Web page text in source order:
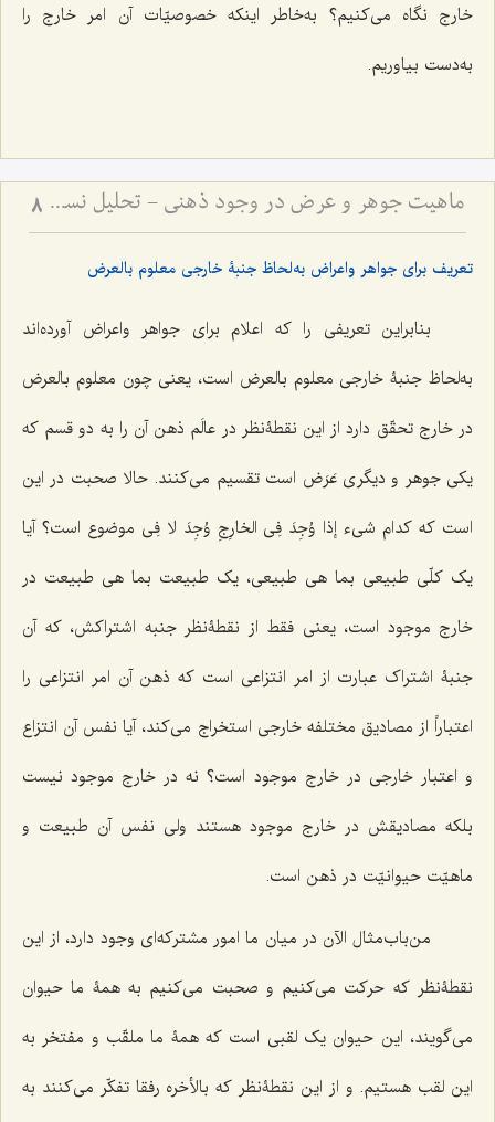
خارج نگاه مى‌کنیم؟ به‌خاطر اینکه خصوصیّات آن امر خارج را
به‌دست بیاوریم.
ماهیت جوهر و عرض در وجود ذهنی - تحلیل نسبت میان کلیات جواهر و صور عقلیه 8
تعریف برای جواهر واعراض به‌لحاظ جنبۀ خارجی معلوم بالعرض
بنابراین تعریفى را که اعلام براى جواهر واعراض آورده‌اند
به‌لحاظ جنبۀ خارجی معلوم بالعرض است، یعنی چون معلوم بالعرض
در خارج تحقّق دارد از این نقطۀنظر در عالَم ذهن آن را به دو قسم که
یکی جوهر و دیگری عَرَض است تقسیم مى‌کنند. حالا صحبت در این
است که کدام شىء إذا وُجِدَ فِى الخارِجِ وُجِدَ لا فِى موضوع است؟ آیا
یک کلّى طبیعى بما هی طبیعى، یک طبیعت بما هی طبیعت در
خارج موجود است، یعنى فقط از نقطۀنظر جنبه اشتراکش، که آن
جنبۀ اشتراک عبارت از امر انتزاعى است که ذهن آن امر انتزاعى را
اعتباراً از مصادیق مختلفه خارجى استخراج مى‌کند، آیا نفس آن انتزاع
و اعتبار خارجى در خارج موجود است؟ نه در خارج موجود نیست
بلکه مصادیقش در خارج موجود هستند ولى نفس آن طبیعت و
ماهیّت حیوانیّت در ذهن است.
من‌باب‌مثال الآن در میان ما امور مشترکه‌اى وجود دارد، از این
نقطۀنظر که حرکت مى‌کنیم و صحبت مى‌کنیم به همۀ ما حیوان
مى‌گویند، این حیوان یک لقبى است که همۀ ما ملقّب و مفتخر به
این لقب هستیم. و از این نقطۀنظر که بالأخره رفقا تفکّر مى‌کنند به